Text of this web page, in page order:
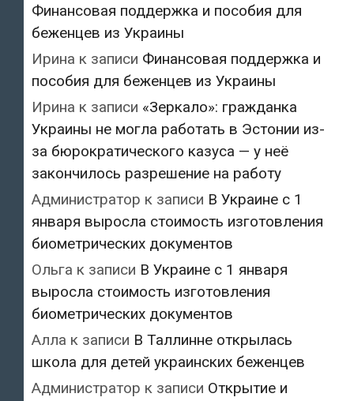
Финансовая поддержка и пособия для
беженцев из Украины
Ирина к записи Финансовая поддержка и
пособия для беженцев из Украины
Ирина к записи «Зеркало»: гражданка
Украины не могла работать в Эстонии из-
за бюрократического казуса — у неё
закончилось разрешение на работу
Администратор к записи В Украине с 1
января выросла стоимость изготовления
биометрических документов
Ольга к записи В Украине с 1 января
выросла стоимость изготовления
биометрических документов
Алла к записи В Таллинне открылась
школа для детей украинских беженцев
Администратор к записи Открытие и